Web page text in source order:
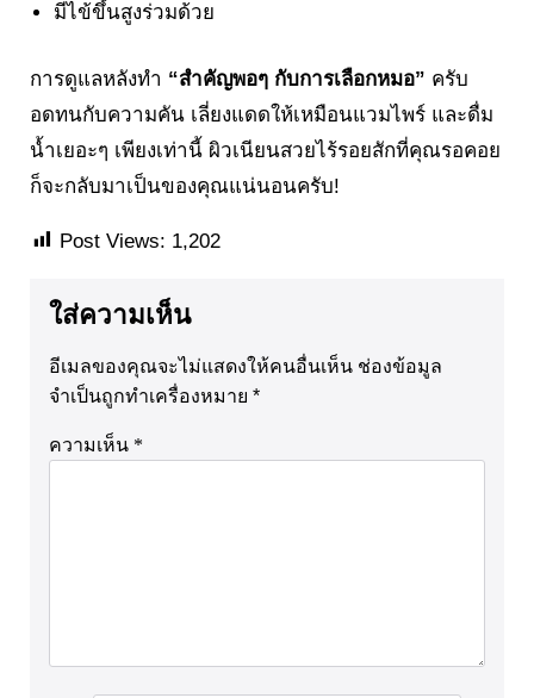
มีไข้ขึ้นสูงร่วมด้วย
การดูแลหลังทำ “สำคัญพอๆ กับการเลือกหมอ” ครับ
อดทนกับความคัน เลี่ยงแดดให้เหมือนแวมไพร์ และดื่ม
น้ำเยอะๆ เพียงเท่านี้ ผิวเนียนสวยไร้รอยสักที่คุณรอคอย
ก็จะกลับมาเป็นของคุณแน่นอนครับ!
Post Views: 1,202
ใส่ความเห็น
อีเมลของคุณจะไม่แสดงให้คนอื่นเห็น ช่องข้อมูล
จำเป็นถูกทำเครื่องหมาย *
ความเห็น *